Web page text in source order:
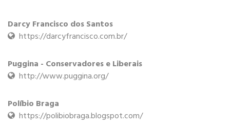
Darcy Francisco dos Santos
https://darcyfrancisco.com.br/
Puggina - Conservadores e Liberais
http://www.puggina.org/
Políbio Braga
https://polibiobraga.blogspot.com/